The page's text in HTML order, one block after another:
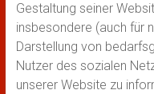
Gestaltung seiner
insbesondere (auch für
Darstellung von
Nutzer des sozialen
unserer Website zu